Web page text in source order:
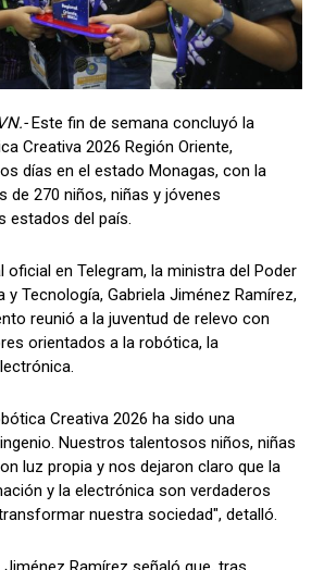
Este fin de semana concluyó la
Creativa 2026 Región Oriente,
días en el estado Monagas, con la
de 270 niños, niñas y jóvenes
estados del país.
oficial en Telegram, la ministra del Poder
y Tecnología, Gabriela Jiménez Ramírez,
reunió a la juventud de relevo con
orientados a la robótica, la
Creativa 2026 ha sido una
Nuestros talentosos niños, niñas
luz propia y nos dejaron claro que la
y la electrónica son verdaderos
nuestra sociedad", detalló.